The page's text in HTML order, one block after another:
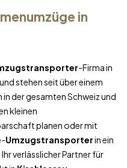
in
-Firma in
stehen seit über einem
der gesamten Schweiz und
kleinen
planen oder mit
Umzugstransporterin ein
verlässlicher Partner für